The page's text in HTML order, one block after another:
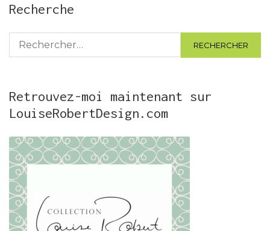
Recherche
Rechercher :
Retrouvez-moi maintenant sur
LouiseRobertDesign.com